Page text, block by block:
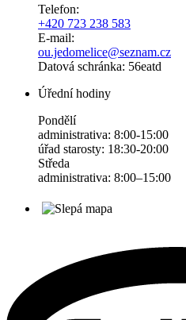
Telefon:
+420 723 238 583
E-mail:
ou.jedomelice@seznam.cz
Datová schránka: 56eatd
Úřední hodiny
Pondělí
administrativa: 8:00-15:00
úřad starosty: 18:30-20:00
Středa
administrativa: 8:00–15:00